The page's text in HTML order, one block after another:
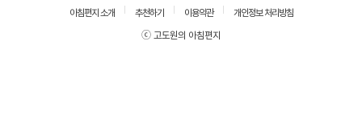
아침편지 소개 추천하기 이용약관
개인정보 처리방침
ⓒ 고도원의 아침편지